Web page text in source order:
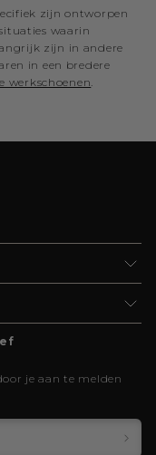
zijn ontworpen
waarin
zijn in andere
in een bredere
werkschoenen
je aan te melden